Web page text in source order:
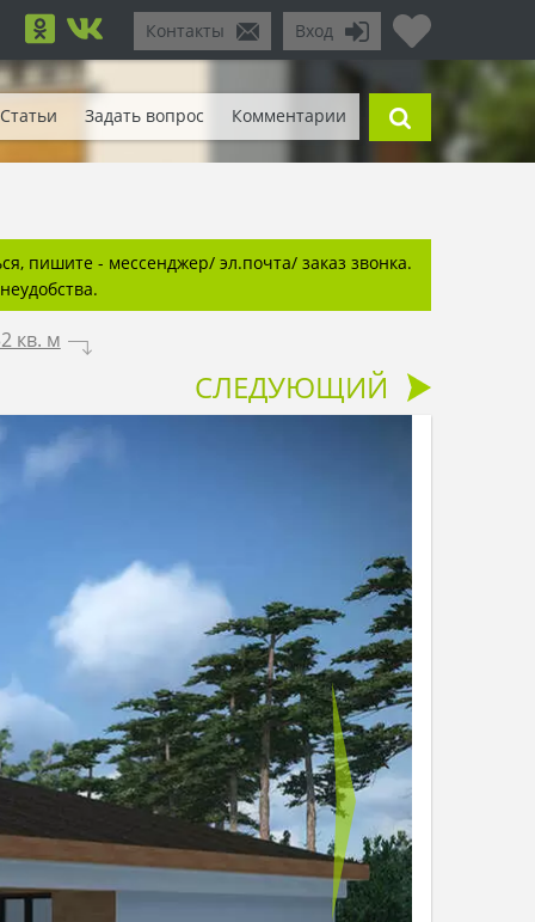
Вход
Контакты
Статьи Задать вопрос Комментарии
пишите - мессенджер/ эл.почта/ заказ звонка.
кв. м .
СЛЕДУЮЩИЙ